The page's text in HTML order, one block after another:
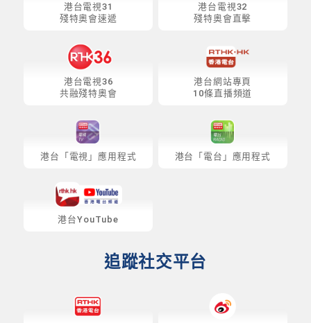
港台電視31
殘特奧會速遞
港台電視32
殘特奧會直擊
港台電視36
共融殘特奧會
港台網站專頁
10條直播頻道
港台「電視」應用程式 港台「電台」應用程式
港台YouTube
追蹤社交平台